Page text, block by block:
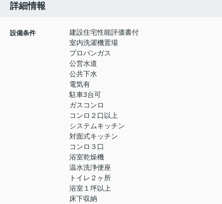
詳細情報
設備条件
建設住宅性能評価書付
室内洗濯機置場
プロパンガス
公営水道
公共下水
電気有
駐車3台可
ガスコンロ
コンロ２口以上
システムキッチン
対面式キッチン
コンロ３口
浴室乾燥機
温水洗浄便座
トイレ２ヶ所
浴室１坪以上
床下収納